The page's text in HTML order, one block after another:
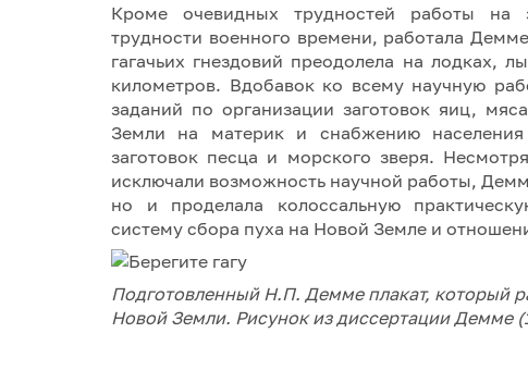
Кроме очевидных трудностей работы на
трудности военного времени, работала
гагачьих гнездовий преодолела на лодках,
километров. Вдобавок ко всему научную
заданий по организации заготовок яиц,
Земли на материк и снабжению
заготовок песца и морского зверя.
исключали возможность научной работы,
но и проделала колоссальную
систему сбора пуха на Новой Земле и
Подготовленный Н.П. Демме плакат, который
Новой Земли. Рисунок из диссертации Демме